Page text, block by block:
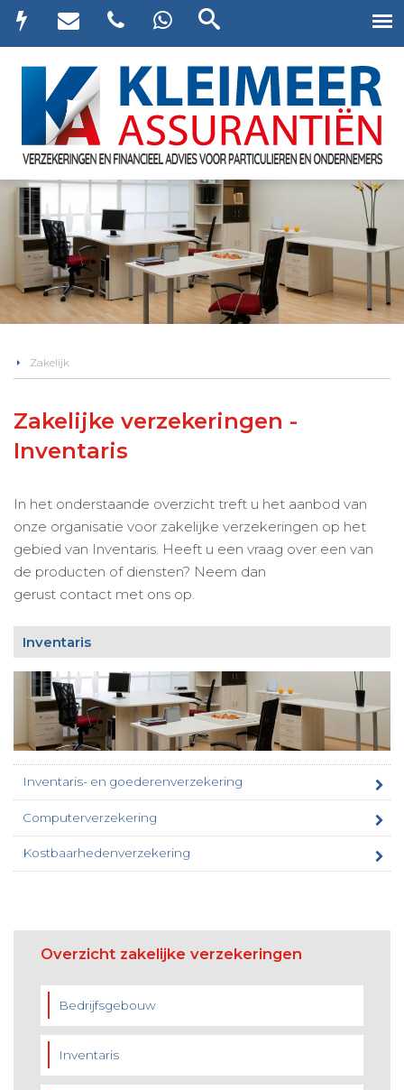
Zakelijk
Zakelijke verzekeringen -
Inventaris
In het onderstaande overzicht treft u het aanbod van
onze organisatie voor zakelijke verzekeringen op het
gebied van Inventaris. Heeft u een vraag over een van
de producten of diensten? Neem dan
gerust contact met ons op.
Inventaris
Inventaris- en goederenverzekering
Computerverzekering
Kostbaarhedenverzekering
Overzicht zakelijke verzekeringen
Bedrijfsgebouw
Inventaris